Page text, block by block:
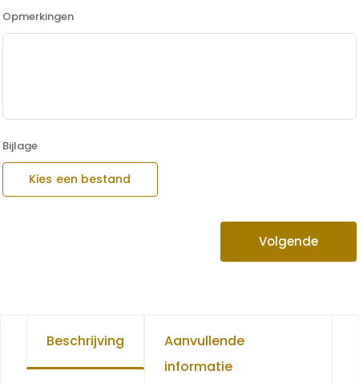
Opmerkingen
Bijlage
Kies een bestand
Volgende
Beschrijving
Aanvullende
informatie